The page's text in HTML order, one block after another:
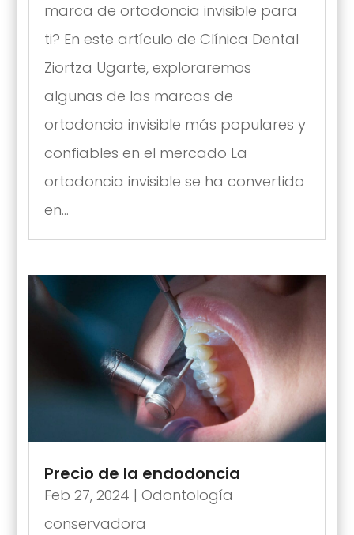
marca de ortodoncia invisible para
ti? En este artículo de Clínica Dental
Ziortza Ugarte, exploraremos
algunas de las marcas de
ortodoncia invisible más populares y
confiables en el mercado La
ortodoncia invisible se ha convertido
en...
Precio de la endodoncia
Feb 27, 2024 | Odontología
conservadora